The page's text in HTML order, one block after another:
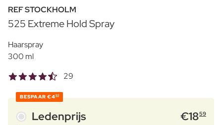
REF STOCKHOLM
525 Extreme Hold Spray
Haarspray
300 ml
29
BESPAAR €490
Ledenprijs €1859